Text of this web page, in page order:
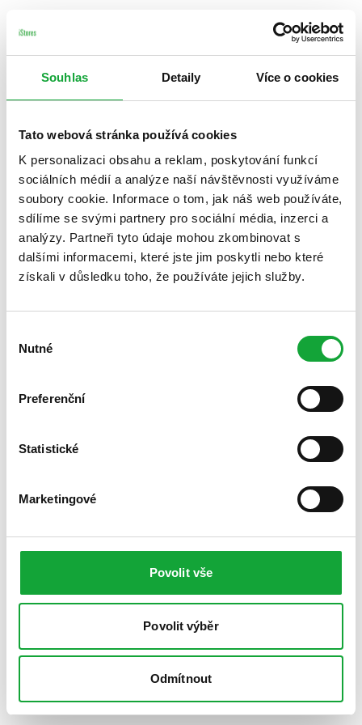
Souhlas Detaily Více o cookies
Tato webová stránka používá cookies
K personalizaci obsahu a reklam, poskytování funkcí
sociálních médií a analýze naší návštěvnosti využíváme
soubory cookie. Informace o tom, jak náš web používáte,
sdílíme se svými partnery pro sociální média, inzerci a
analýzy. Partneři tyto údaje mohou zkombinovat s
dalšími informacemi, které jste jim poskytli nebo které
získali v důsledku toho, že používáte jejich služby.
souhlasu
Nutné
Preferenční
Statistické
Marketingové
Povolit vše
Povolit výběr
Odmítnout